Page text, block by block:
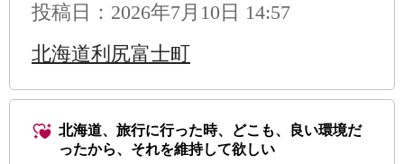
投稿日：2026年7月10日 14:57
北海道利尻富士町
北海道、旅行に行った時、どこも、良い環境だ
ったから、それを維持して欲しい